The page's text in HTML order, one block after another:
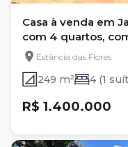
Casa à venda em
com 4 quartos,
Estância das Flores
249 m² 4 (1
R$ 1.400.000